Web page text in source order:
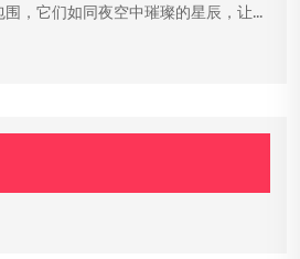
，它们如同夜空中璀璨的星辰，让...